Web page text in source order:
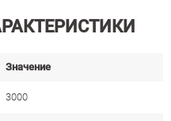
Значение
3000